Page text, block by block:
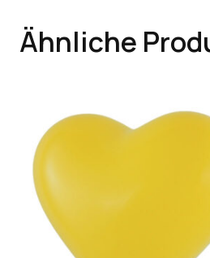
Ähnliche